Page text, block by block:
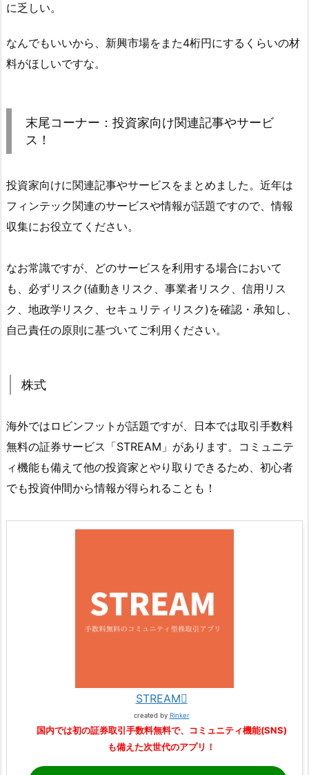
に乏しい。
なんでもいいから、新興市場をまた4桁円にするくらいの材
料がほしいですな。
末尾コーナー：投資家向け関連記事やサービ
ス！
投資家向けに関連記事やサービスをまとめました。近年は
フィンテック関連のサービスや情報が話題ですので、情報
収集にお役立てください。
なお常識ですが、どのサービスを利用する場合において
も、必ずリスク(値動きリスク、事業者リスク、信用リス
ク、地政学リスク、セキュリティリスク)を確認・承知し、
自己責任の原則に基づいてご利用ください。
株式
海外ではロビンフットが話題ですが、日本では取引手数料
無料の証券サービス「STREAM」があります。コミュニテ
ィ機能も備えて他の投資家とやり取りできるため、初心者
でも投資仲間から情報が得られることも！
STREAM
created by Rinker
国内では初の証券取引手数料無料で、コミュニティ機能(SNS)
も備えた次世代のアプリ！